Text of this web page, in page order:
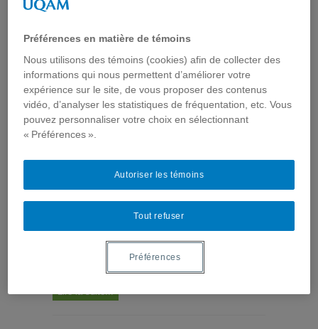
Lire la suite...
À venir : Échangez avec André
Pereira Neto
Analyses de l'internet santé,Annonces,Corbeille,
Événements
l'Internet santé
nationale de santé publique, Fiocruz Rio Dr Pereira
Trends. Dans ce livre, il examine les
thèmes tel communication et santé, éducation à la
Lire la suite...
Préférences en matière de témoins
Nous utilisons des témoins (cookies) afin de collecter des
informations qui nous permettent d’améliorer votre
expérience sur le site, de vous proposer des contenus
vidéo, d’analyser les statistiques de fréquentation, etc. Vous
pouvez personnaliser votre choix en sélectionnant
« Préférences ».
Tout refuser
Autoriser les témoins
Préférences